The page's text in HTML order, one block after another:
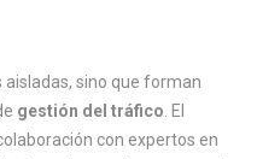
aisladas, sino que forman
gestión del tráfico. El
con expertos en